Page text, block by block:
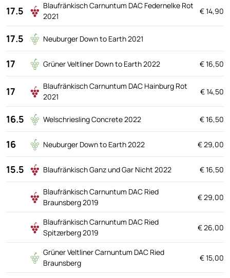
17.5
Blaufränkisch Carnuntum DAC Federnelke Rot
2021
€ 14,90
17.5 Neuburger Down to Earth 2021
17 Grüner Veltliner Down to Earth 2022 € 16,50
17
Blaufränkisch Carnuntum DAC Hainburg Rot
2021
€ 14,50
16.5 Welschriesling Concrete 2022 € 16,50
16 Neuburger Down to Earth 2022 € 29,00
15.5 Blaufränkisch Ganz und Gar Nicht 2022 € 16,50
Blaufränkisch Carnuntum DAC Ried
Braunsberg 2019
€ 29,00
Blaufränkisch Carnuntum DAC Ried
Spitzerberg 2019
€ 26,00
Grüner Veltliner Carnuntum DAC Ried
Braunsberg
€ 15,00